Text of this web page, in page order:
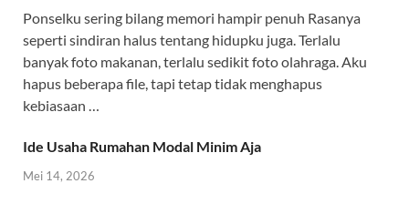
Ponselku sering bilang memori hampir penuh Rasanya
seperti sindiran halus tentang hidupku juga. Terlalu
banyak foto makanan, terlalu sedikit foto olahraga. Aku
hapus beberapa file, tapi tetap tidak menghapus
kebiasaan …
Ide Usaha Rumahan Modal Minim Aja
Mei 14, 2026